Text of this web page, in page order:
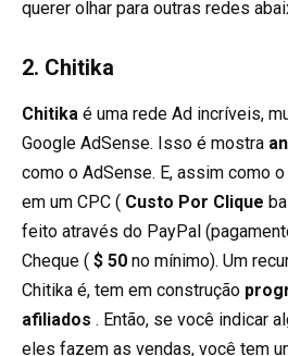
querer olhar para outras redes
2. Chitika
Chitika é uma rede Ad incríveis,
Google AdSense. Isso é mostra
como o AdSense. E, assim como
em um CPC ( Custo Por Clique
feito através do PayPal
Cheque ( $ 50 no mínimo). Um
Chitika é, tem em construção
afiliados . Então, se você indicar
eles fazem as vendas, você tem